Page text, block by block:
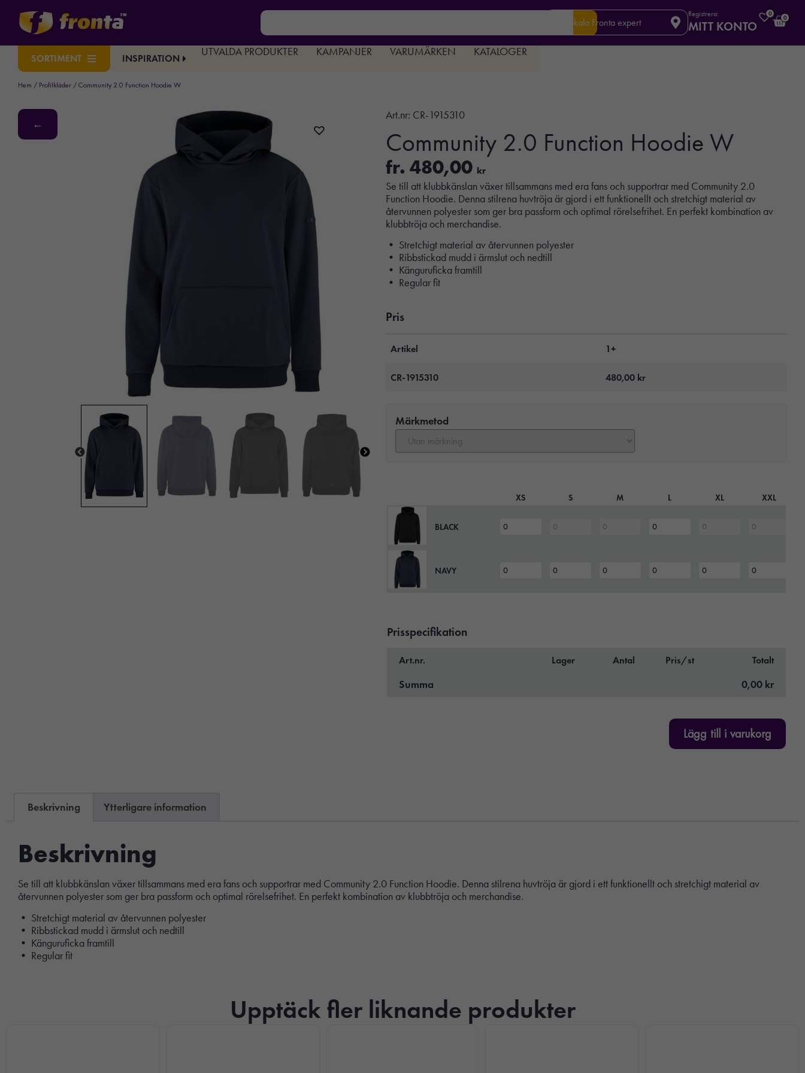
Din lokala Fronta expert
Registrera:
MITT KONTO
0
0
SORTIMENT INSPIRATION
UTVALDA PRODUKTER KAMPANJER VARUMÄRKEN KATALOGER
Hem / Profilkläder / Community 2.0 Function Hoodie W
←
Art.nr: CR-1915310
Community 2.0 Function Hoodie W
fr. 480,00 kr
Se till att klubbkänslan växer tillsammans med era fans och supportrar med Community 2.0
Function Hoodie. Denna stilrena huvtröja är gjord i ett funktionellt och stretchigt material av
återvunnen polyester som ger bra passform och optimal rörelsefrihet. En perfekt kombination av
klubbtröja och merchandise.
• Stretchigt material av återvunnen polyester
• Ribbstickad mudd i ärmslut och nedtill
• Känguruficka framtill
• Regular fit
Pris
Artikel 1+
CR-1915310 480,00 kr
Märkmetod
XS S M L XL XXL
BLACK
NAVY
Prisspecifikation
Art.nr. Lager Antal Pris/st Totalt
Summa 0,00 kr
Lägg till i varukorg
Beskrivning Ytterligare information
Beskrivning
Se till att klubbkänslan växer tillsammans med era fans och supportrar med Community 2.0 Function Hoodie. Denna stilrena huvtröja är gjord i ett funktionellt och stretchigt material av
återvunnen polyester som ger bra passform och optimal rörelsefrihet. En perfekt kombination av klubbtröja och merchandise.
• Stretchigt material av återvunnen polyester
• Ribbstickad mudd i ärmslut och nedtill
• Känguruficka framtill
• Regular fit
Upptäck fler liknande produkter